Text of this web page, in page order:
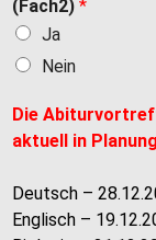
(Fach2) *
Ja
Nein
Die
aktuell in
Deutsch –
Englisch –